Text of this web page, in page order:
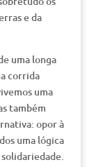
e da
uma longa
corrida
uma
também
opor à
uma lógica